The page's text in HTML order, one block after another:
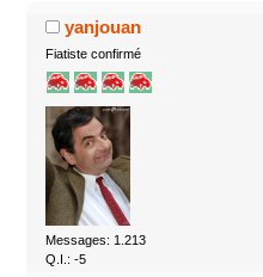
yanjouan
Fiatiste confirmé
Messages: 1.213
Q.I.: -5